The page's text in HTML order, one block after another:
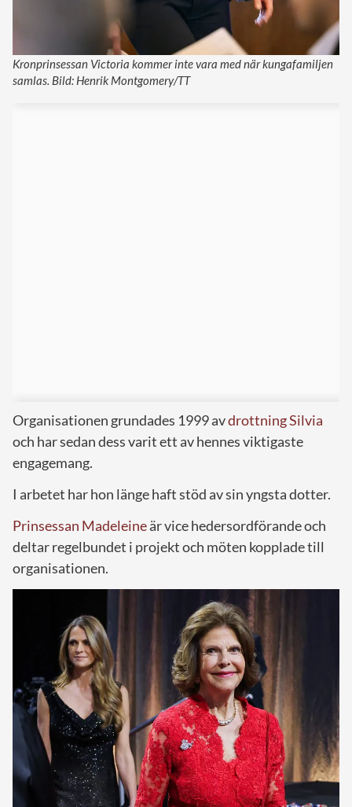
Kronprinsessan Victoria kommer inte vara med när kungafamiljen
samlas. Bild: Henrik Montgomery/TT
Organisationen grundades 1999 avdrottning Silvia
och har sedan dess varit ett av hennes viktigaste
engagemang.
I arbetet har hon länge haft stöd av sin yngsta dotter.
Prinsessan Madeleineär vice hedersordförande och
deltar regelbundet i projekt och möten kopplade till
organisationen.